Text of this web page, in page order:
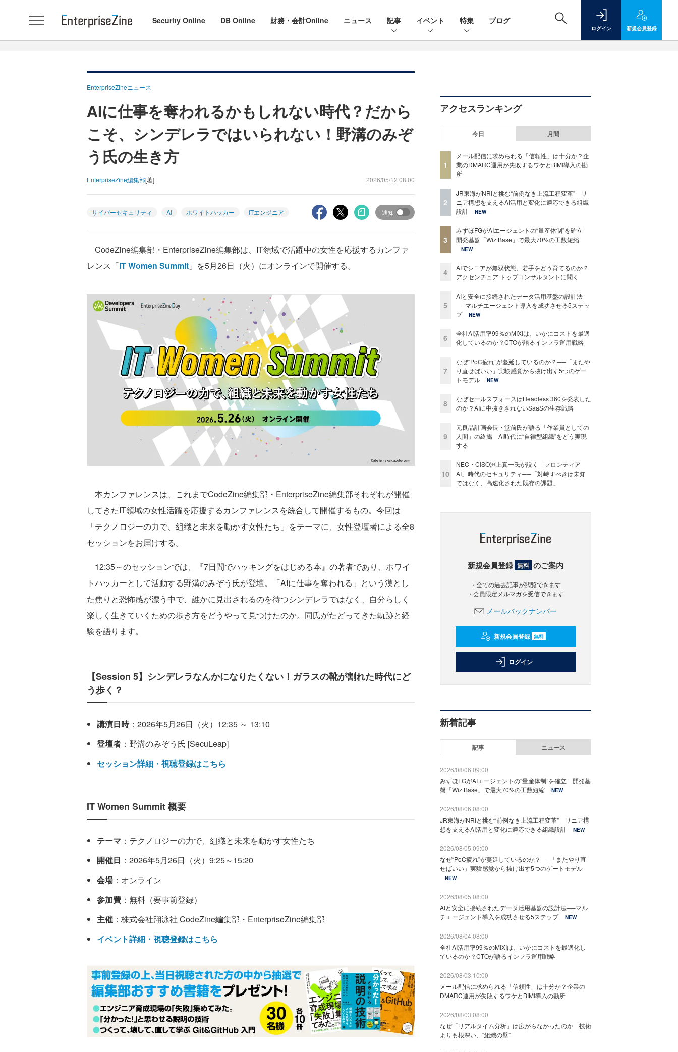
Security Online DB Online 財務・会計Online ニュース 記事 イベント 特集 ブログ
ログイン 新規会員登録
EnterpriseZineニュース
AIに仕事を奪われるかもしれない時代？だから
こそ、シンデレラではいられない！野溝のみぞ
う氏の生き方
EnterpriseZine編集部[著] 2026/05/12 08:00
サイバーセキュリティ AI ホワイトハッカー ITエンジニア 通知
CodeZine編集部・EnterpriseZine編集部は、IT領域で活躍中の女性を応援するカンファ
レンス「IT Women Summit 」を5月26日（火）にオンラインで開催する。
本カンファレンスは、これまでCodeZine編集部・EnterpriseZine編集部それぞれが開催
してきたIT領域の女性活躍を応援するカンファレンスを統合して開催するもの。今回は
「テクノロジーの力で、組織と未来を動かす女性たち」をテーマに、女性登壇者による全8
セッションをお届けする。
12:35～のセッションでは、『7日間でハッキングをはじめる本』の著者であり、ホワイ
トハッカーとして活動する野溝のみぞう氏が登壇。「AIに仕事を奪われる」という漠とし
た焦りと恐怖感が漂う中で、誰かに見出されるのを待つシンデレラではなく、自分らしく
楽しく生きていくための歩き方をどうやって見つけたのか。同氏がたどってきた軌跡と経
験を語ります。
【Session 5】シンデレラなんかになりたくない！ガラスの靴が割れた時代にど
う歩く？
講演日時：2026年5月26日（火）12:35 ～ 13:10
登壇者 ：野溝のみぞう氏 [SecuLeap]
セッション詳細・視聴登録はこちら
IT Women Summit 概要
テーマ ：テクノロジーの力で、組織と未来を動かす女性たち
開催日 ：2026年5月26日（火）9:25～15:20
会場：オンライン
参加費 ：無料（要事前登録）
主催 ：株式会社翔泳社 CodeZine編集部・EnterpriseZine編集部
イベント詳細・視聴登録はこちら
アクセスランキング
今日 月間
1
メール配信に求められる「信頼性」は十分か？企
業のDMARC運用が失敗するワケとBIMI導入の勘
所
2
JR東海がNRIと挑む“前例なき上流工程変革” リ
ニア構想を支えるAI活用と変化に適応できる組織
設計
NEW
3
みずほFGがAIエージェントの“量産体制”を確立
開発基盤「Wiz Base」で最大70%の工数短縮
NEW
4
AIでシニアが無双状態、若手をどう育てるのか？
アクセンチュア トップコンサルタントに聞く
5
AIと安全に接続されたデータ活用基盤の設計法
──マルチエージェント導入を成功させる5ステッ
プ
NEW
6
全社AI活用率99％のMIXIは、いかにコストを最適
化しているのか？CTOが語るインフラ運用戦略
7
なぜ“PoC疲れ”が蔓延しているのか？──「またや
り直せばいい」実験感覚から抜け出す5つのゲー
トモデル
NEW
8
なぜセールスフォースはHeadless 360を発表した
のか？AIに中抜きされないSaaSの生存戦略
9
元良品計画会長・堂前氏が語る「作業員としての
人間」の終焉 AI時代に“自律型組織”をどう実現
する
10
NEC・CISO淵上真一氏が説く「フロンティア
AI」時代のセキュリティ──「対峙すべきは未知
ではなく、高速化された既存の課題」
新規会員登録 無料 のご案内
・全ての過去記事が閲覧できます
・会員限定メルマガを受信できます
メールバックナンバー
新規会員登録 無料
ログイン
新着記事
記事 ニュース
2026/08/06 09:00
みずほFGがAIエージェントの“量産体制”を確立 開発基
盤「Wiz Base」で最大70%の工数短縮
NEW
2026/08/06 08:00
JR東海がNRIと挑む“前例なき上流工程変革” リニア構
想を支えるAI活用と変化に適応できる組織設計
NEW
2026/08/05 09:00
なぜ“PoC疲れ”が蔓延しているのか？──「またやり直
せばいい」実験感覚から抜け出す5つのゲートモデル
NEW
2026/08/05 08:00
AIと安全に接続されたデータ活用基盤の設計法──マル
チエージェント導入を成功させる5ステップ
NEW
2026/08/04 08:00
全社AI活用率99％のMIXIは、いかにコストを最適化し
ているのか？CTOが語るインフラ運用戦略
2026/08/03 10:00
メール配信に求められる「信頼性」は十分か？企業の
DMARC運用が失敗するワケとBIMI導入の勘所
2026/08/03 08:00
なぜ「リアルタイム分析」は広がらなかったのか 技術
よりも根深い、“組織の壁”